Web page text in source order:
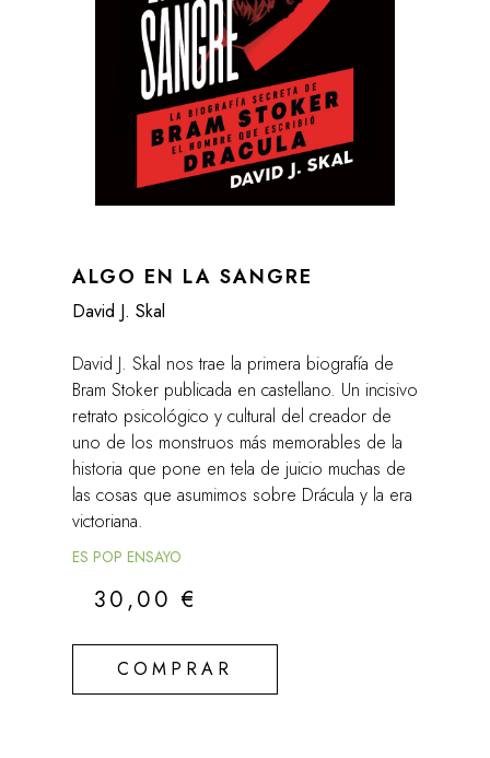
ALGO EN LA SANGRE
David J. Skal
David J. Skal nos trae la primera biografía de
Bram Stoker publicada en castellano. Un incisivo
retrato psicológico y cultural del creador de
uno de los monstruos más memorables de la
historia que pone en tela de juicio muchas de
las cosas que asumimos sobre Drácula y la era
victoriana.
ES POP ENSAYO
30,00€
COMPRAR